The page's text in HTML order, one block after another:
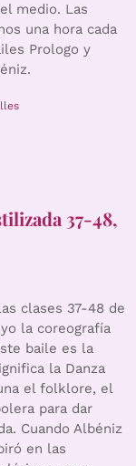
medio. Las
una hora cada
Prologo y
37-48,
clases 37-48 de
la coreografía
baile es la
la Danza
el folklore, el
para dar
Cuando Albéniz
en las